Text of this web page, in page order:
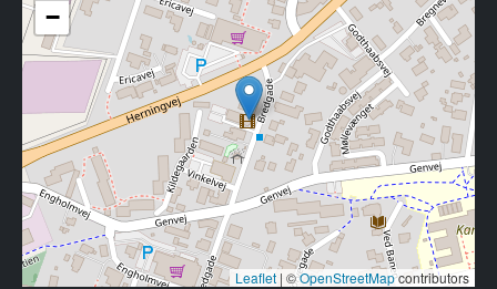
−
Leaflet | ©OpenStreetMapcontributors